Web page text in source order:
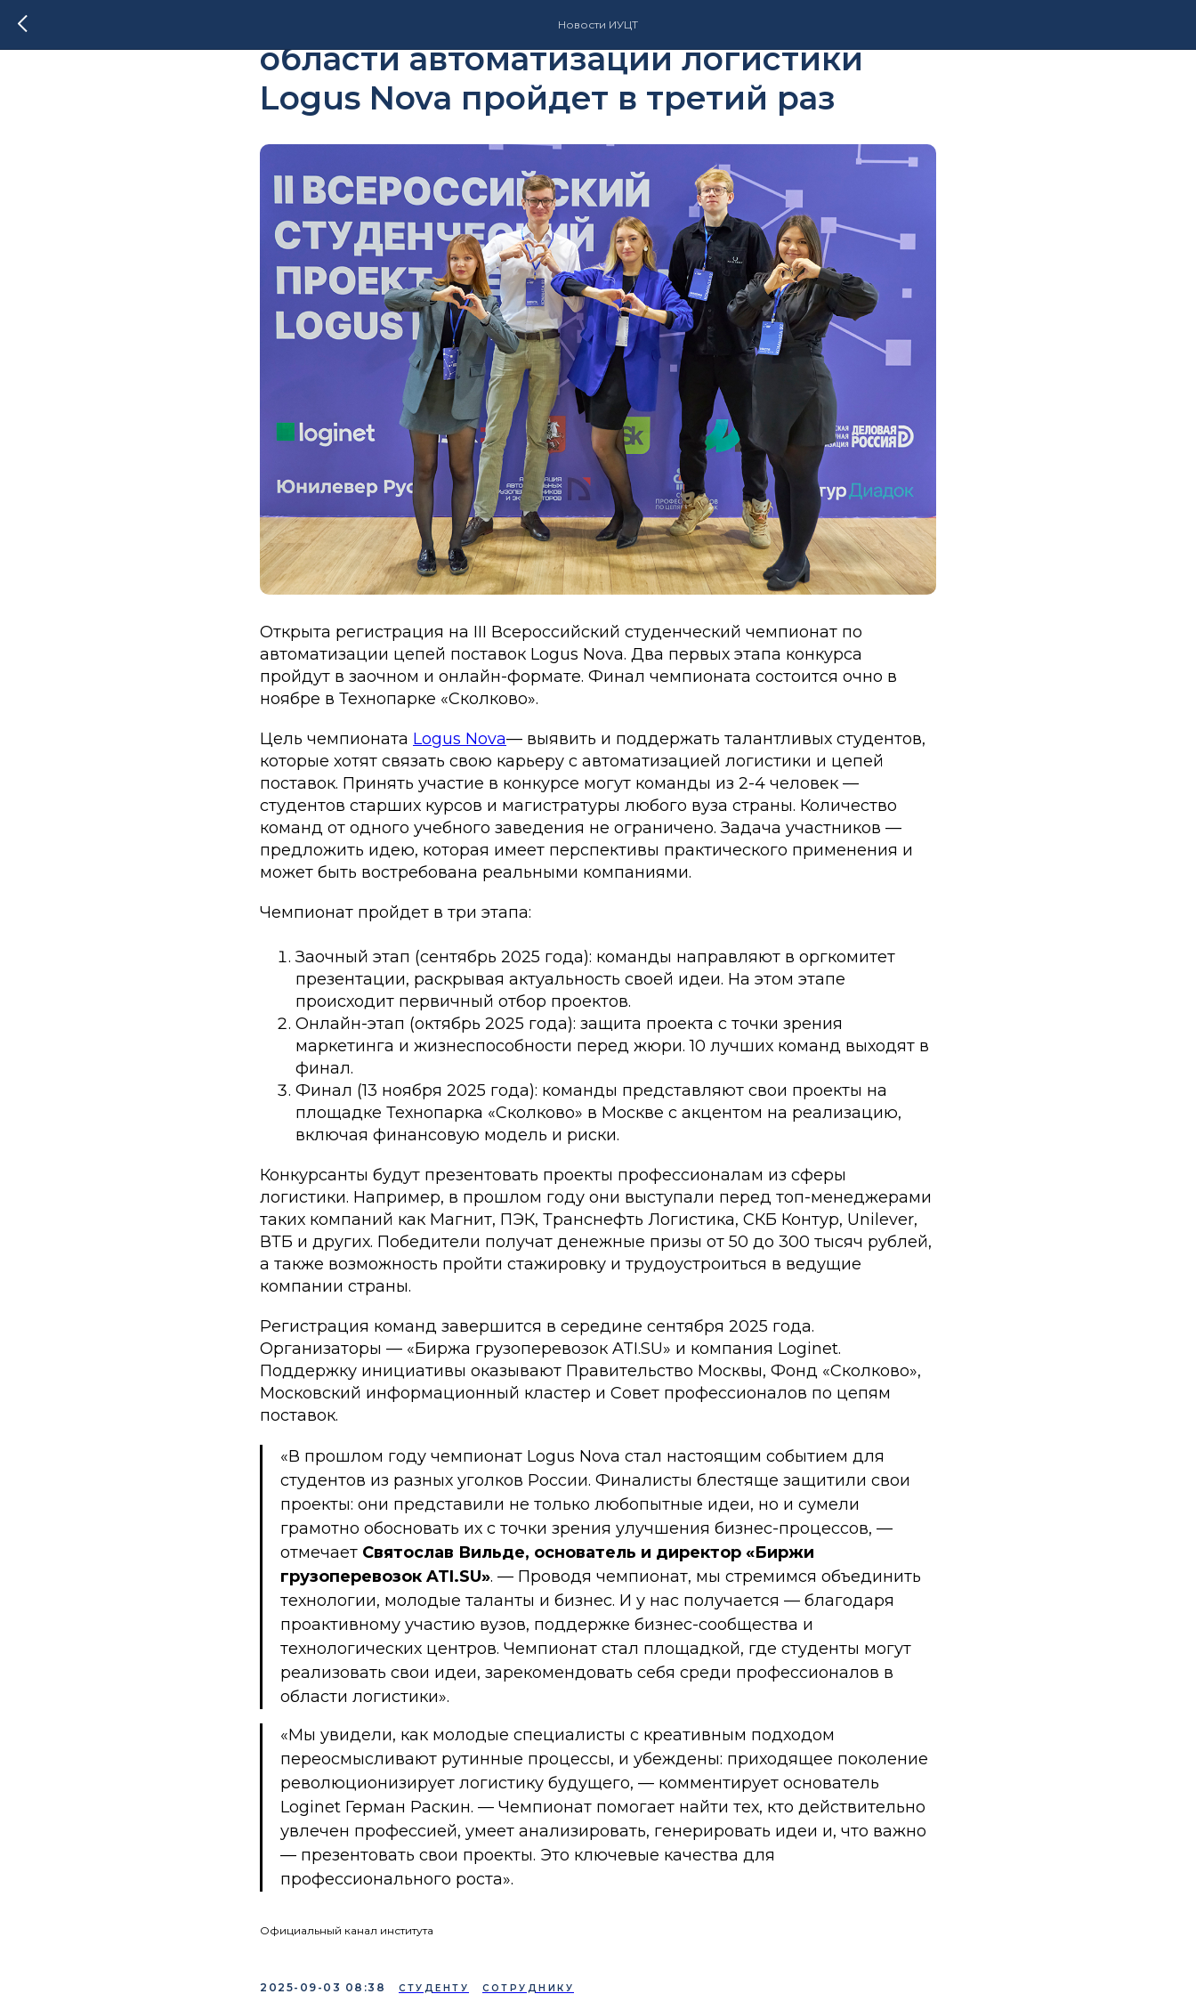
Новости ИУЦТ
Конкурс студенческих проектов в
области автоматизации логистики
Logus Nova пройдет в третий раз
Открыта регистрация на III Всероссийский студенческий чемпионат по
автоматизации цепей поставок Logus Nova. Два первых этапа конкурса
пройдут в заочном и онлайн-формате. Финал чемпионата состоится очно в
ноябре в Технопарке «Сколково».
Цель чемпионата Logus Nova— выявить и поддержать талантливых студентов,
которые хотят связать свою карьеру с автоматизацией логистики и цепей
поставок. Принять участие в конкурсе могут команды из 2-4 человек —
студентов старших курсов и магистратуры любого вуза страны. Количество
команд от одного учебного заведения не ограничено. Задача участников —
предложить идею, которая имеет перспективы практического применения и
может быть востребована реальными компаниями.
Чемпионат пройдет в три этапа:
Заочный этап (сентябрь 2025 года): команды направляют в оргкомитет
презентации, раскрывая актуальность своей идеи. На этом этапе
происходит первичный отбор проектов.
Онлайн-этап (октябрь 2025 года): защита проекта с точки зрения
маркетинга и жизнеспособности перед жюри. 10 лучших команд выходят в
финал.
Финал (13 ноября 2025 года): команды представляют свои проекты на
площадке Технопарка «Сколково» в Москве с акцентом на реализацию,
включая финансовую модель и риски.
Конкурсанты будут презентовать проекты профессионалам из сферы
логистики. Например, в прошлом году они выступали перед топ-менеджерами
таких компаний как Магнит, ПЭК, Транснефть Логистика, СКБ Контур, Unilever,
ВТБ и других. Победители получат денежные призы от 50 до 300 тысяч рублей,
а также возможность пройти стажировку и трудоустроиться в ведущие
компании страны.
Регистрация команд завершится в середине сентября 2025 года.
Организаторы — «Биржа грузоперевозок ATI.SU» и компания Loginet.
Поддержку инициативы оказывают Правительство Москвы, Фонд «Сколково»,
Московский информационный кластер и Совет профессионалов по цепям
поставок.
«В прошлом году чемпионат Logus Nova стал настоящим событием для
студентов из разных уголков России. Финалисты блестяще защитили свои
проекты: они представили не только любопытные идеи, но и сумели
грамотно обосновать их с точки зрения улучшения бизнес-процессов, —
отмечает Святослав Вильде, основатель и директор «Биржи
грузоперевозок ATI.SU». — Проводя чемпионат, мы стремимся объединить
технологии, молодые таланты и бизнес. И у нас получается — благодаря
проактивному участию вузов, поддержке бизнес-сообщества и
технологических центров. Чемпионат стал площадкой, где студенты могут
реализовать свои идеи, зарекомендовать себя среди профессионалов в
области логистики».
«Мы увидели, как молодые специалисты с креативным подходом
переосмысливают рутинные процессы, и убеждены: приходящее поколение
революционизирует логистику будущего, — комментирует основатель
Loginet Герман Раскин. — Чемпионат помогает найти тех, кто действительно
увлечен профессией, умеет анализировать, генерировать идеи и, что важно
— презентовать свои проекты. Это ключевые качества для
профессионального роста».
Официальный канал института
2025-09-03 08:38 СТУДЕНТУ СОТРУДНИКУ